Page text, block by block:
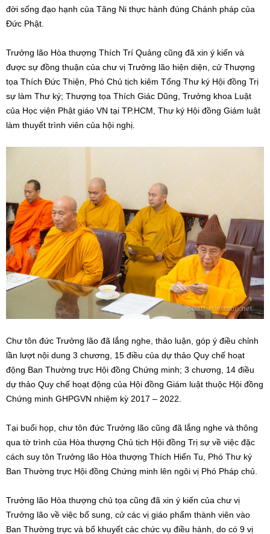
đời sống đạo hạnh của Tăng Ni thực hành đúng Chánh pháp của
Đức Phật.
Trưởng lão Hòa thượng Thích Trí Quảng cũng đã xin ý kiến và
được sự đồng thuận của chư vị Trưởng lão hiện diện, cử Thượng
tọa Thích Đức Thiện, Phó Chủ tịch kiêm Tổng Thư ký Hội đồng Trị
sự làm Thư ký; Thượng tọa Thích Giác Dũng, Trưởng khoa Luật
của Học viện Phật giáo VN tại TP.HCM, Thư ký Hội đồng Giám luật
làm thuyết trình viên của hội nghị.
Chư tôn đức Trưởng lão đã lắng nghe, thảo luận, góp ý điều chỉnh
lần lượt nội dung 3 chương, 15 điều của dự thảo Quy chế hoạt
động Ban Thường trực Hội đồng Chứng minh; 3 chương, 14 điều
dự thảo Quy chế hoạt động của Hội đồng Giám luật thuộc Hội đồng
Chứng minh GHPGVN nhiệm kỳ 2017 – 2022.
Tại buổi họp, chư tôn đức Trưởng lão cũng đã lắng nghe và thông
qua tờ trình của Hòa thượng Chủ tịch Hội đồng Trị sự về việc đặc
cách suy tôn Trưởng lão Hòa thượng Thích Hiển Tu, Phó Thư ký
Ban Thường trực Hội đồng Chứng minh lên ngôi vị Phó Pháp chủ.
Trưởng lão Hòa thượng chủ tọa cũng đã xin ý kiến của chư vị
Trưởng lão về việc bổ sung, cử các vị giáo phẩm thành viên vào
Ban Thường trực và bổ khuyết các chức vụ điều hành, do có 9 vị